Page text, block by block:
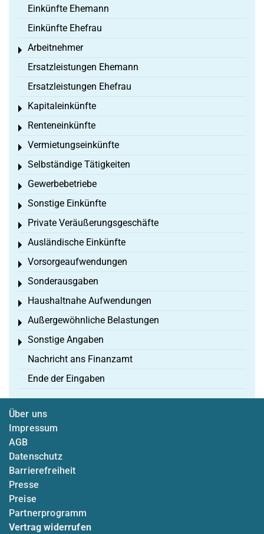
Einkünfte Ehemann
Einkünfte Ehefrau
Arbeitnehmer
Toggle menu
Ersatzleistungen Ehemann
Ersatzleistungen Ehefrau
Kapitaleinkünfte
Toggle menu
Renteneinkünfte
Toggle menu
Vermietungseinkünfte
Toggle menu
Selbständige Tätigkeiten
Toggle menu
Gewerbebetriebe
Toggle menu
Sonstige Einkünfte
Toggle menu
Private Veräußerungsgeschäfte
Toggle menu
Ausländische Einkünfte
Toggle menu
Vorsorgeaufwendungen
Toggle menu
Sonderausgaben
Toggle menu
Haushaltnahe Aufwendungen
Toggle menu
Außergewöhnliche Belastungen
Toggle menu
Sonstige Angaben
Toggle menu
Nachricht ans Finanzamt
Ende der Eingaben
Über uns
Impressum
AGB
Datenschutz
Barrierefreiheit
Presse
Preise
Partnerprogramm
Vertrag widerrufen